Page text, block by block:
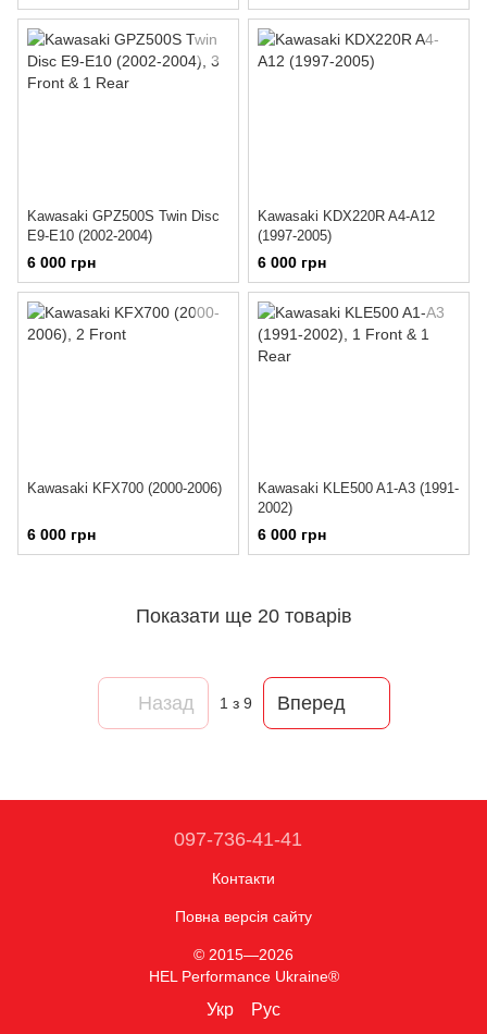
Kawasaki GPZ500S Twin Disc
E9-E10 (2002-2004)
6 000 грн
Kawasaki KDX220R A4-A12
(1997-2005)
6 000 грн
Kawasaki KFX700 (2000-2006)
6 000 грн
Kawasaki KLE500 A1-A3 (1991-
2002)
6 000 грн
Показати ще 20 товарів
Назад 1 з 9 Вперед
097-736-41-41
Контакти
Повна версія сайту
© 2015—2026
HEL Performance Ukraine®
Укр Рус